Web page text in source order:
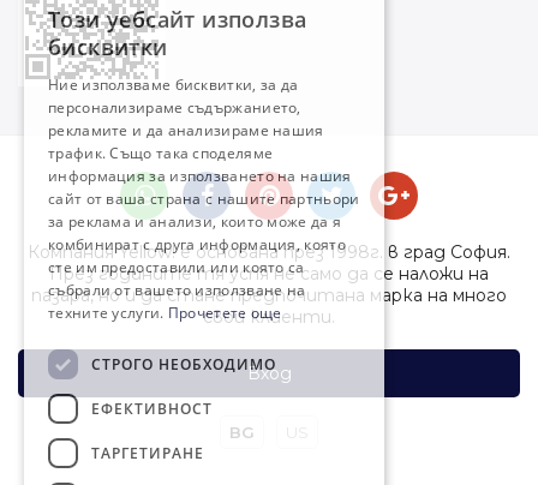
Компания Yellow! е основана през 1998г. в град София.
През годините тя успя не само да се наложи на
пазара, но и да стане предпочитана марка на много
свои клиенти.
Вход
BG
BULGARIAN
Този уебсайт използва
бисквитки
Ние използваме бисквитки, за да
персонализираме съдържанието,
рекламите и да анализираме нашия
трафик. Също така споделяме
информация за използването на нашия
сайт от ваша страна с нашите партньори
за реклама и анализи, които може да я
комбинират с друга информация, която
сте им предоставили или която са
събрали от вашето използване на
техните услуги. Прочетете още
СТРОГО НЕОБХОДИМО
ЕФЕКТИВНОСТ
ТАРГЕТИРАНЕ